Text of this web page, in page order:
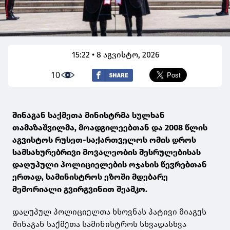
15:22 • 8 აგვისტო, 2026
10
შინაგან საქმეთა მინისტრმა სულხან
თამაზაშვილმა, მოადგილეებთან და 2008 წლის
აგვისტოს რუსეთ-საქართველოს ომის დროს
სამსახურებრივი მოვალეობის შესრულებისას
დაღუპული პოლიციელების ოჯახის წევრებთან
ერთად, სამინისტროს ეზოში მდებარე
მემორიალი გვირგვინით შეამკო.
დაღუპულ პოლიციელთა ხსოვნას პატივი მიაგეს
შინაგან საქმეთა სამინისტროს სხვადასხვა